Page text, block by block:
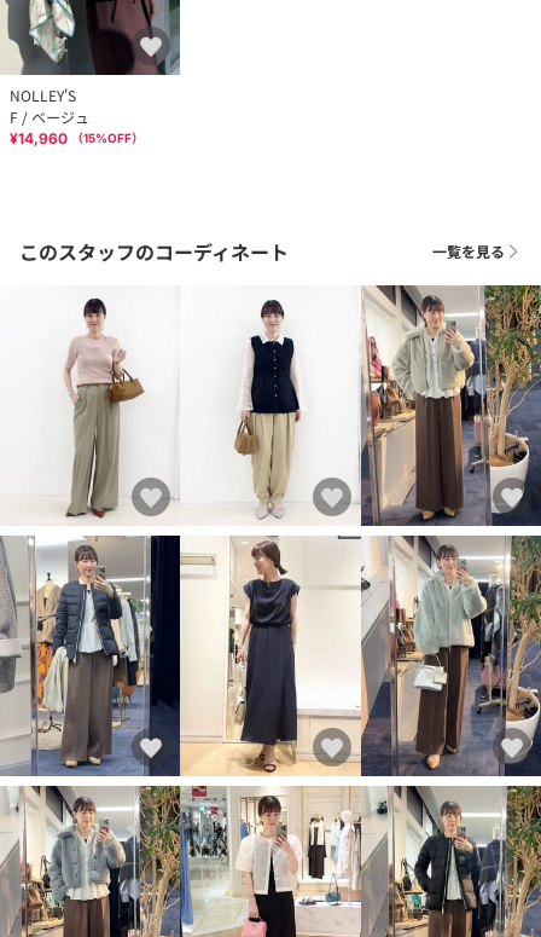
NOLLEY'S
F / ベージュ
¥14,960 （15%OFF）
このスタッフのコーディネート 一覧を見る